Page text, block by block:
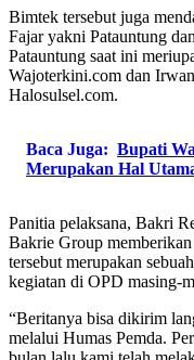
Bimtek tersebut juga
Fajar yakni Patauntung
Patauntung saat ini
Wajoterkini.com dan
Halosulsel.com.
Baca Juga: Bupati
Merupakan Hal
Panitia pelaksana, Bakri
Bakrie Group memberikan
tersebut merupakan
kegiatan di OPD masing-
“Beritanya bisa dikirim
melalui Humas Pemda.